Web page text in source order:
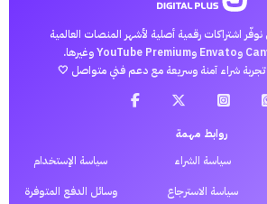
اشتراكات رقمية أصلية لأشهر المنصات العالمية
مثل Adobe وCanva وEnvato وYouTube Premium وغيرها.
شراء آمنة وسريعة مع دعم فني متواصل 🤍
روابط مهمة
سياسة الشراء
سياسة الإستخدام
سياسة الاسترجاع
وسائل الدفع المتوفرة